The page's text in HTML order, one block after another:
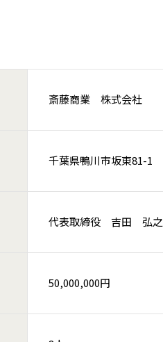
斎藤商業 株式会社
千葉県鴨川市坂東81-1
代表取締役 吉田 弘之
50,000,000円